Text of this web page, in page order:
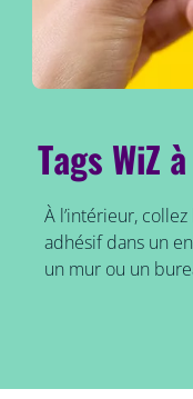
Tags WiZ
À l’intérieur,
adhésif dans un
un mur ou un